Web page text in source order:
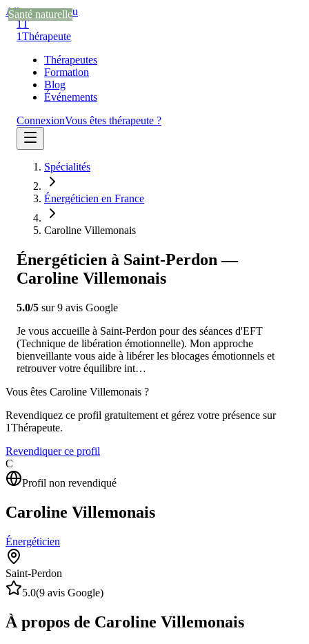
Aller au contenu
1T
1Thérapeute
Thérapeutes
Formation
Blog
Événements
ConnexionVous êtes thérapeute ?
Spécialités
Énergéticien en France
Caroline Villemonais
Énergéticien à Saint-Perdon —
Caroline Villemonais
5.0/5 sur9 avis Google
Je vous accueille à Saint-Perdon pour des séances d'EFT
(Technique de libération émotionnelle). Mon approche
bienveillante vous aide à libérer les blocages émotionnels et
retrouver votre équilibre int…
Vous êtes Caroline Villemonais ?
Revendiquez ce profil gratuitement et gérez votre présence sur
1Thérapeute.
Revendiquer ce profil
C
Profil non revendiqué
Caroline Villemonais
Énergéticien
Saint-Perdon
5.0(9 avis Google)
À propos de Caroline Villemonais
Santé naturelle
Santé naturelle
Santé naturelle